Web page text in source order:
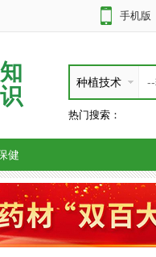
手机版
知
识
种植技术
热门搜索：
健